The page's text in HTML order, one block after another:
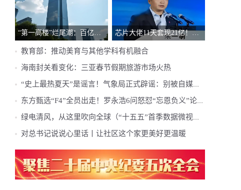
“第一高楼”烂尾潮：百亿投
资打水漂，为何越是地标越
容易“烂”？
芯片大佬11天套现21亿！兆
易创新朱一明这波操作，投
资者看懵了
教育部：推动美育与其他学科有机融合
海南封关看变化：三亚春节假期旅游市场火热
“史上最热夏天”是谣言！气象局正式辟谣：别被自媒体
带偏了
东方甄选“F4”全员出走！罗永浩6问怒怼“忘恩负义”论：
难道要给铁老师做一辈子牛马？
绿电清风，从这里吹向全球（“十五五”首季数据微视
角）
对总书记说说心里话丨让社区这个家更美好更温暖